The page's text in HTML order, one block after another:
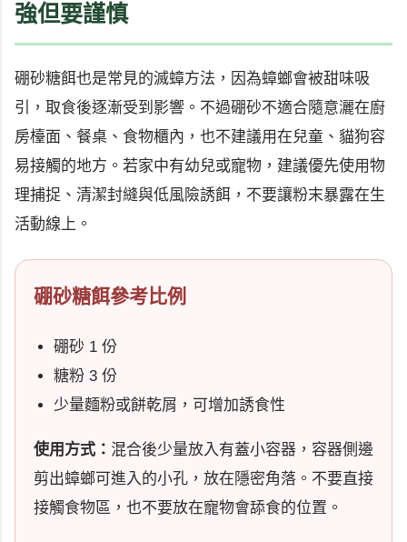
強但要謹慎
硼砂糖餌也是常見的滅蟑方法，因為蟑螂會被甜味吸
引，取食後逐漸受到影響。不過硼砂不適合隨意灑在廚
房檯面、餐桌、食物櫃內，也不建議用在兒童、貓狗容
易接觸的地方。若家中有幼兒或寵物，建議優先使用物
理捕捉、清潔封縫與低風險誘餌，不要讓粉末暴露在生
活動線上。
硼砂糖餌參考比例
硼砂 1 份
糖粉 3 份
少量麵粉或餅乾屑，可增加誘食性
使用方式： 混合後少量放入有蓋小容器，容器側邊
剪出蟑螂可進入的小孔，放在隱密角落。不要直接
接觸食物區，也不要放在寵物會舔食的位置。